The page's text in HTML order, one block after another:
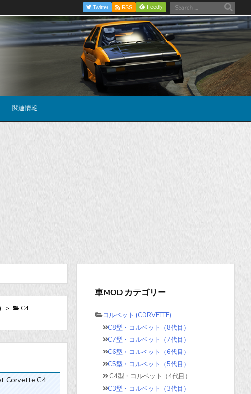
関連情報
Twitter RSS Feedly
>
C4
Corvette C4
車MOD カテゴリー
コルベット (CORVETTE)
C8型・コルベット（8代目）
C7型・コルベット（7代目）
C6型・コルベット（6代目）
C5型・コルベット（5代目）
C4型・コルベット（4代目）
C3型・コルベット（3代目）